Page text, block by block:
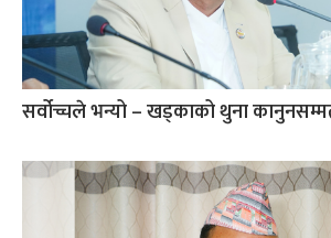
सर्वोच्चले भन्यो – खड्काको थुना